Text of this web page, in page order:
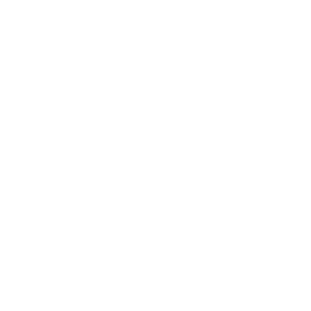
는 과실이 없는 경우에는 그러하지 아니합니다.
이지"의 회원재가입 승낙을 얻은 경우에는 예외로 한다.
방침을 정하여 이용자 권익 보호에 최선을 다하고 있습니다.
있는지 알려드립니다.
다」버튼을 클릭하면 개인정보 수집에 대해 동의한 것으로 봅니다.
않습니다.